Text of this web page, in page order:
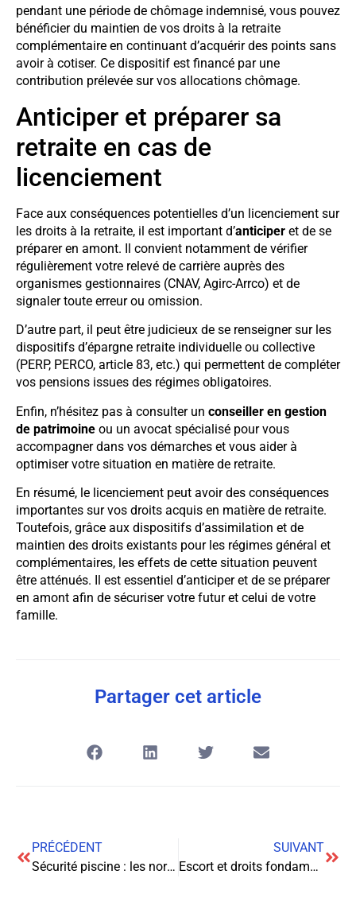
pendant une période de chômage indemnisé, vous pouvez
bénéficier du maintien de vos droits à la retraite
complémentaire en continuant d’acquérir des points sans
avoir à cotiser. Ce dispositif est financé par une
contribution prélevée sur vos allocations chômage.
Anticiper et préparer sa
retraite en cas de
licenciement
Face aux conséquences potentielles d’un licenciement sur
les droits à la retraite, il est important d’anticiper et de se
préparer en amont. Il convient notamment de vérifier
régulièrement votre relevé de carrière auprès des
organismes gestionnaires (CNAV, Agirc-Arrco) et de
signaler toute erreur ou omission.
D’autre part, il peut être judicieux de se renseigner sur les
dispositifs d’épargne retraite individuelle ou collective
(PERP, PERCO, article 83, etc.) qui permettent de compléter
vos pensions issues des régimes obligatoires.
Enfin, n’hésitez pas à consulter un conseiller en gestion
de patrimoine ou un avocat spécialisé pour vous
accompagner dans vos démarches et vous aider à
optimiser votre situation en matière de retraite.
En résumé, le licenciement peut avoir des conséquences
importantes sur vos droits acquis en matière de retraite.
Toutefois, grâce aux dispositifs d’assimilation et de
maintien des droits existants pour les régimes général et
complémentaires, les effets de cette situation peuvent
être atténués. Il est essentiel d’anticiper et de se préparer
en amont afin de sécuriser votre futur et celui de votre
famille.
Partager cet article
PRÉCÉDENT
Sécurité piscine : les normes et obligations à connaître absolument
SUIVANT
Escort et droits fondamentaux : les garanties offertes par la législation